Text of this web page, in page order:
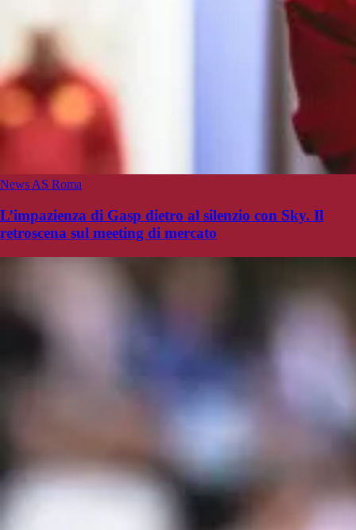
News AS Roma
L’impazienza di Gasp dietro al silenzio con Sky. Il
retroscena sul meeting di mercato